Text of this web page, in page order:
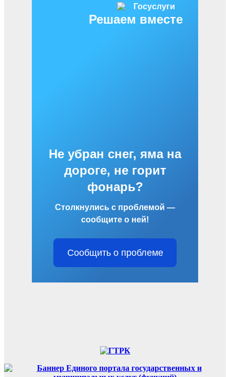
Решаем вместе
Не убран снег, яма на
дороге, не горит
фонарь?
Столкнулись с проблемой —
сообщите о ней!
Сообщить о проблеме